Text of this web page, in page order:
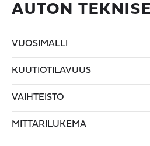
AUTON
VUOSIMALLI
KUUTIOTILAVUUS
VAIHTEISTO
MITTARILUKEMA